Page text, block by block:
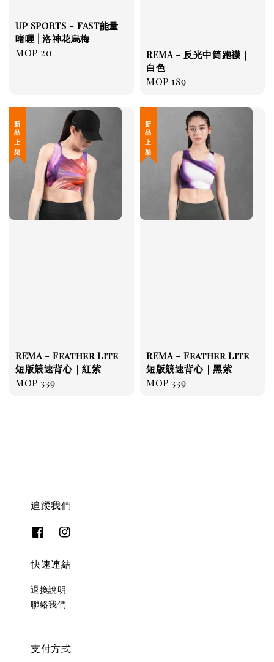
UP SPORTS - FAST能量
啫喱 | 洛神花烏梅
Regular
MOP 20
REMA - 反光中筒跑襪｜
白色
Regular
MOP 189
新 品 上 架
REMA - Feather Lite
短版競速背心｜紅紫
Regular
MOP 339
新 品 上 架
REMA - Feather Lite
短版競速背心｜黑紫
Regular
MOP 339
追蹤我們
快速連結
退換說明
聯絡我們
支付方式